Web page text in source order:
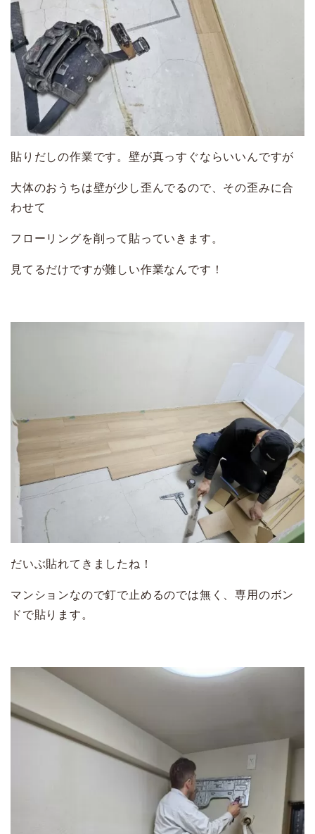
貼りだしの作業です。壁が真っすぐならいいんですが
大体のおうちは壁が少し歪んでるので、その歪みに合
わせて
フローリングを削って貼っていきます。
見てるだけですが難しい作業なんです！
だいぶ貼れてきましたね！
マンションなので釘で止めるのでは無く、専用のボン
ドで貼ります。